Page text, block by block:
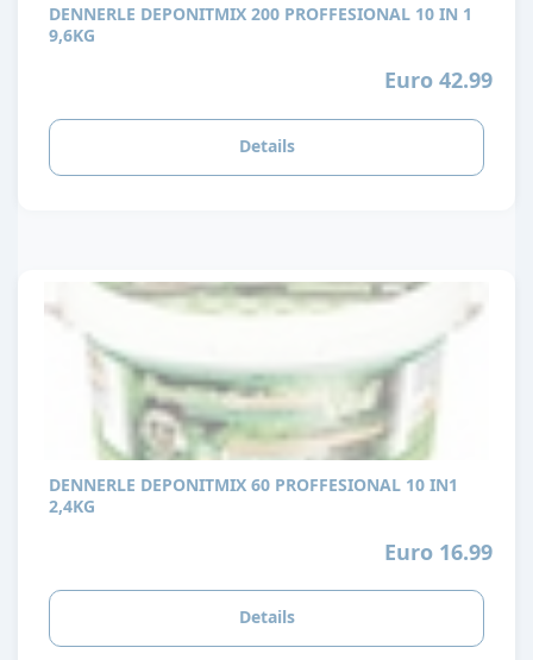
DENNERLE DEPONITMIX 200 PROFFESIONAL 10 IN 1
9,6KG
Euro 42.99
Details
DENNERLE DEPONITMIX 60 PROFFESIONAL 10 IN1
2,4KG
Euro 16.99
Details